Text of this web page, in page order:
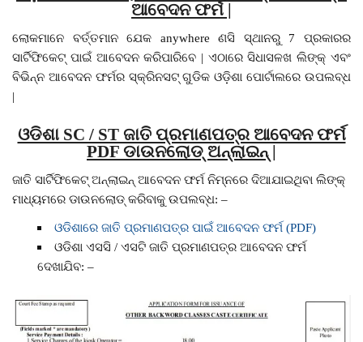
ଆବେଦନ ଫର୍ମ |
ଲୋକମାନେ ବର୍ତ୍ତମାନ ଯେକ anywhere ଣସି ସ୍ଥାନରୁ 7 ପ୍ରକାରର
ସାର୍ଟିଫିକେଟ୍ ପାଇଁ ଆବେଦନ କରିପାରିବେ | ଏଠାରେ ସିଧାସଳଖ ଲିଙ୍କ୍ ଏବଂ
ବିଭିନ୍ନ ଆବେଦନ ଫର୍ମର ସ୍କ୍ରିନସଟ୍ ଗୁଡିକ ଓଡ଼ିଶା ପୋର୍ଟାଲରେ ଉପଲବ୍ଧ
|
ଓଡିଶା SC / ST ଜାତି ପ୍ରମାଣପତ୍ର ଆବେଦନ ଫର୍ମ
PDF ଡାଉନଲୋଡ୍ ଅନ୍ଲାଇନ୍ |
ଜାତି ସାର୍ଟିଫିକେଟ୍ ଅନ୍ଲାଇନ୍ ଆବେଦନ ଫର୍ମ ନିମ୍ନରେ ଦିଆଯାଇଥିବା ଲିଙ୍କ୍
ମାଧ୍ୟମରେ ଡାଉନଲୋଡ୍ କରିବାକୁ ଉପଲବ୍ଧ: –
ଓଡିଶାରେ ଜାତି ପ୍ରମାଣପତ୍ର ପାଇଁ ଆବେଦନ ଫର୍ମ (PDF)
ଓଡିଶା ଏସସି / ଏସଟି ଜାତି ପ୍ରମାଣପତ୍ର ଆବେଦନ ଫର୍ମ
ଦେଖାଯିବ: –